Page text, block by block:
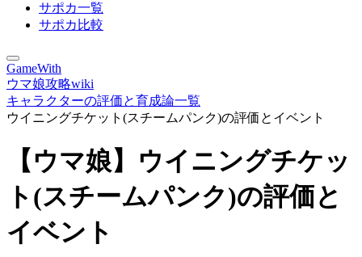
サポカ一覧
サポカ比較
GameWith
ウマ娘攻略wiki
キャラクターの評価と育成論一覧
ウイニングチケット(スチームパンク)の評価とイベント
【ウマ娘】ウイニングチケッ
ト(スチームパンク)の評価と
イベント